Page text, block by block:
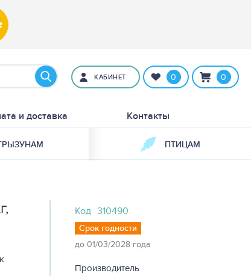
КАБИНЕТ 0 0
и доставка Контакты
ПТИЦАМ
Код 310490
Срок годности
до 01/03/2028 года
Производитель